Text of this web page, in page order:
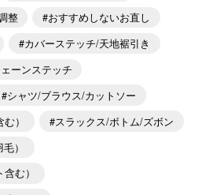
整
おすすめしないお直し
カバーステッチ/天地裾引き
ーンステッチ
シャツ/ブラウス/カットソー
）
スラックス/ボトム/ズボン
）
む）